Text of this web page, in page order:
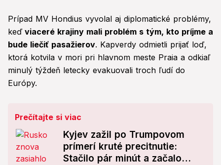
Prípad MV Hondius vyvolal aj diplomatické problémy,
keď viaceré krajiny mali problém s tým, kto príjme a
bude liečiť pasažierov. Kapverdy odmietli prijať loď,
ktorá kotvila v mori pri hlavnom meste Praia a odkiaľ
minulý týždeň letecky evakuovali troch ľudí do
Európy.
Prečítajte si viac
Kyjev zažil po Trumpovom
prímerí kruté precitnutie:
Stačilo pár minút a začalo